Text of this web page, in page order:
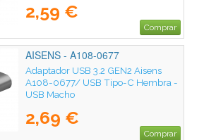
2,59 €
Comprar
AISENS - A108-0677
Adaptador USB 3.2 GEN2 Aisens
A108-0677/ USB Tipo-C Hembra -
USB Macho
2,69 €
Comprar